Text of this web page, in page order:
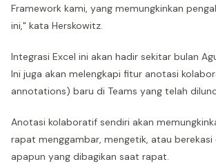
Framework kami, yang memungkinkan
ini," kata Herskowitz.
Integrasi Excel ini akan hadir sekitar bulan
Ini juga akan melengkapi fitur anotasi
annotations) baru di Teams yang telah
Anotasi kolaboratif sendiri akan
rapat menggambar, mengetik, atau
apapun yang dibagikan saat rapat.